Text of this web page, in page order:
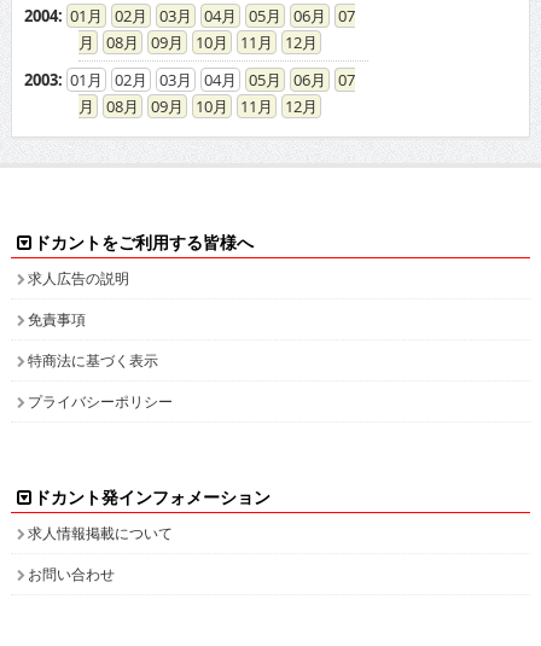
08
09 10 11
12
01 02 03 04 05 06
08
09 10 11 12
求人広告の説明
免責事項
特商法に基づく表示
プライバシーポリシー
求人情報掲載について
お問い合わせ